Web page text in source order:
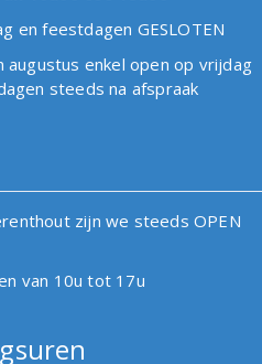
en feestdagen GESLOTEN
augustus enkel open op vrijdag
steeds na afspraak
zijn we steeds OPEN
van 10u tot 17u